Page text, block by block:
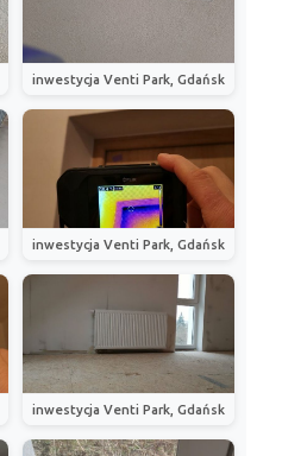
inwestycja Venti Park, Gdańsk
inwestycja Venti Park, Gdańsk
inwestycja Venti Park, Gdańsk